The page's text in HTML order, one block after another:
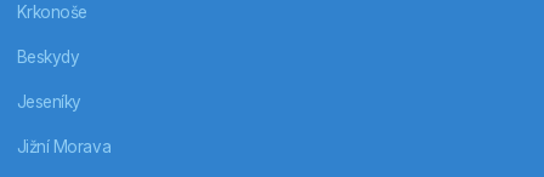
Krkonoše
Beskydy
Jeseníky
Jižní Morava